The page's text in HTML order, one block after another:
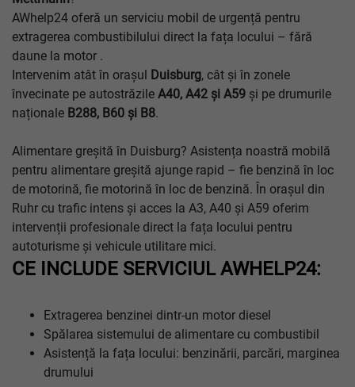
AWhelp24 oferă un serviciu mobil de urgență pentru
extragerea combustibilului direct la fața locului – fără
daune la motor .
Intervenim atât în orașul Duisburg, cât și în zonele
învecinate pe autostrăzile A40, A42 şi A59 și pe drumurile
naționale B288, B60 şi B8.
Alimentare greșită în Duisburg? Asistența noastră mobilă
pentru alimentare greșită ajunge rapid – fie benzină în loc
de motorină, fie motorină în loc de benzină. În orașul din
Ruhr cu trafic intens și acces la A3, A40 și A59 oferim
intervenții profesionale direct la fața locului pentru
autoturisme și vehicule utilitare mici.
CE INCLUDE SERVICIUL AWHELP24:
Extragerea benzinei dintr-un motor diesel
Spălarea sistemului de alimentare cu combustibil
Asistență la fața locului: benzinării, parcări, marginea
drumului